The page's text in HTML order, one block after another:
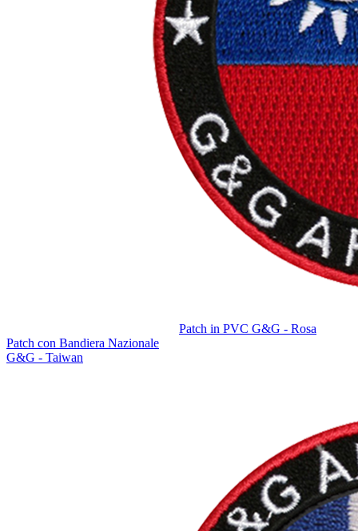
Patch in PVC G&G - Rosa
Patch con Bandiera Nazionale
G&G - Taiwan